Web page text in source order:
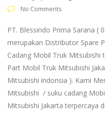
No Comments
PT. Blessindo Prima Sarana (
merupakan Distributor Spare
Cadang Mobil Truk Mitsubishi
Part Mobil Truk Mitsubishi
Mitsubishi indonsia ). Kami
Mitsubishi / suku cadang
Mitsubishi Jakarta terpercaya